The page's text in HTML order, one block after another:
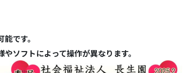
です。
ソフトによって操作が異なります。